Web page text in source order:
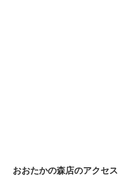
おおたかの森店のアクセス